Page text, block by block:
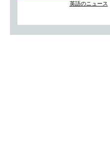
英語のニュース